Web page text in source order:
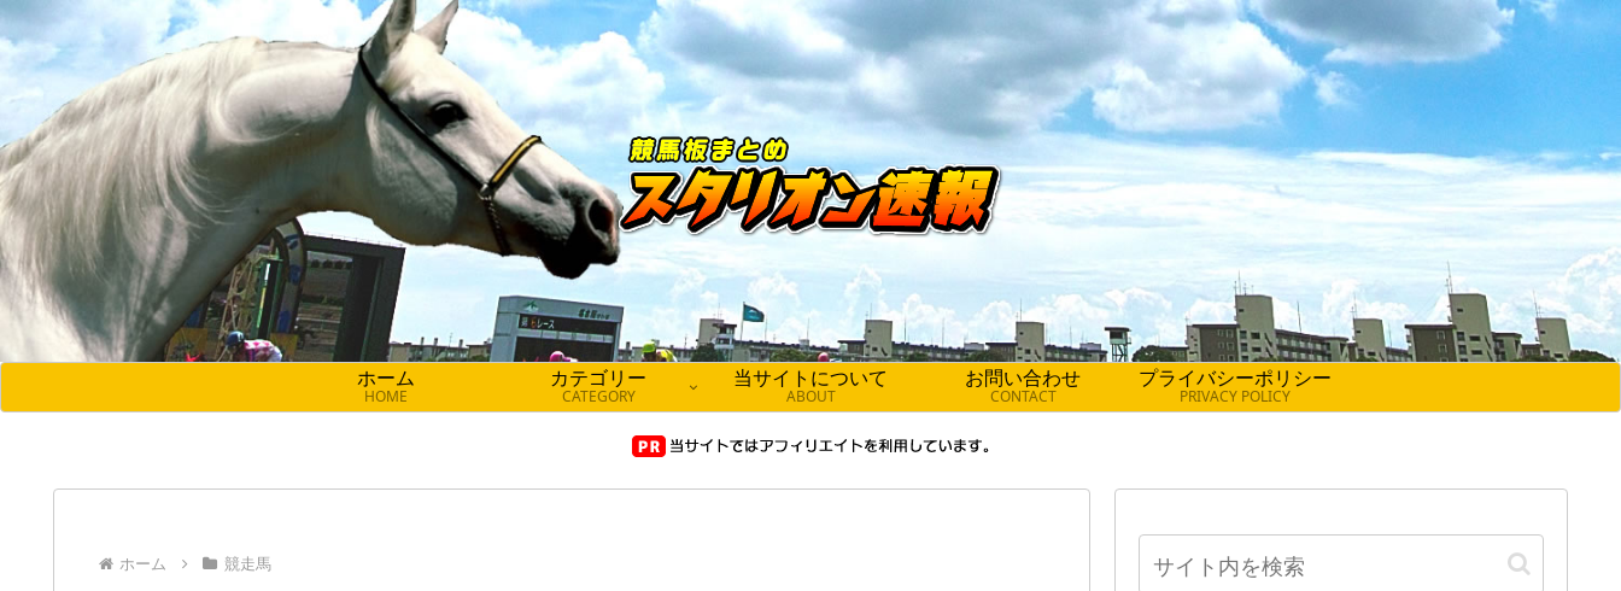
ホーム
HOME
カテゴリー
CATEGORY
当サイトについて
ABOUT
お問い合わせ
CONTACT
プライバシーポリシー
PRIVACY POLICY
ホーム 競走馬